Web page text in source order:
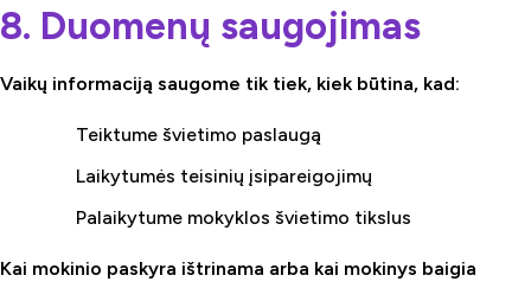
8. Duomenų saugojimas
Vaikų informaciją saugome tik tiek, kiek būtina, kad:
Teiktume švietimo paslaugą
Laikytumės teisinių įsipareigojimų
Palaikytume mokyklos švietimo tikslus
Kai mokinio paskyra ištrinama arba kai mokinys baigia